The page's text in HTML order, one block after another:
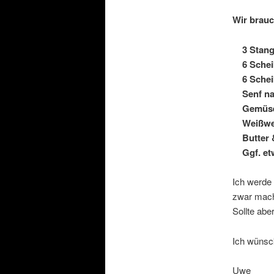
Wir
3
6
6
Senf
Butter
Ggf.
Ich
zwar
Sollte
Ich
Uwe